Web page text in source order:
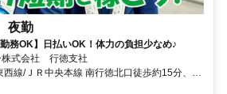
夜勤
務OK】日払いOK！体力の負担少なめ♪
株式会社 行徳支社
線/ＪＲ中央本線 南行徳北口徒歩約15分、東
本線 行徳徒歩約18分、東京メトロ東西線/東